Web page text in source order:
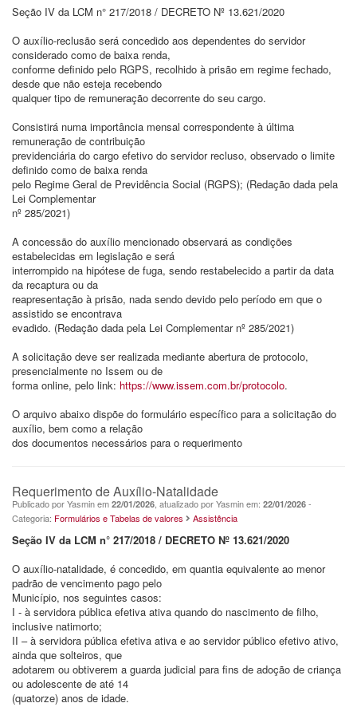
Seção IV da LCM n° 217/2018 / DECRETO Nº 13.621/2020
O auxílio-reclusão será concedido aos dependentes do servidor
considerado como de baixa renda,
conforme definido pelo RGPS, recolhido à prisão em regime fechado,
desde que não esteja recebendo
qualquer tipo de remuneração decorrente do seu cargo.
Consistirá numa importância mensal correspondente à última
remuneração de contribuição
previdenciária do cargo efetivo do servidor recluso, observado o limite
definido como de baixa renda
pelo Regime Geral de Previdência Social (RGPS); (Redação dada pela
Lei Complementar
nº 285/2021)
A concessão do auxílio mencionado observará as condições
estabelecidas em legislação e será
interrompido na hipótese de fuga, sendo restabelecido a partir da data
da recaptura ou da
reapresentação à prisão, nada sendo devido pelo período em que o
assistido se encontrava
evadido. (Redação dada pela Lei Complementar nº 285/2021)
A solicitação deve ser realizada mediante abertura de protocolo,
presencialmente no Issem ou de
forma online, pelo link: https://www.issem.com.br/protocolo.
O arquivo abaixo dispõe do formulário específico para a solicitação do
auxílio, bem como a relação
dos documentos necessários para o requerimento
Requerimento de Auxílio-Natalidade
Publicado por Yasmin em 22/01/2026 , atualizado por Yasmin em: 22/01/2026 -
Categoria: Formulários e Tabelas de valores Assistência
Seção IV da LCM n° 217/2018 / DECRETO Nº 13.621/2020
O auxílio-natalidade, é concedido, em quantia equivalente ao menor
padrão de vencimento pago pelo
Município, nos seguintes casos:
I - à servidora pública efetiva ativa quando do nascimento de filho,
inclusive natimorto;
II – à servidora pública efetiva ativa e ao servidor público efetivo ativo,
ainda que solteiros, que
adotarem ou obtiverem a guarda judicial para fins de adoção de criança
ou adolescente de até 14
(quatorze) anos de idade.